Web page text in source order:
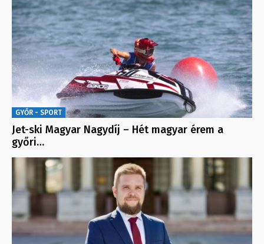
GYŐR - SPORT
Jet-ski Magyar Nagydíj – Hét magyar érem a
győri…